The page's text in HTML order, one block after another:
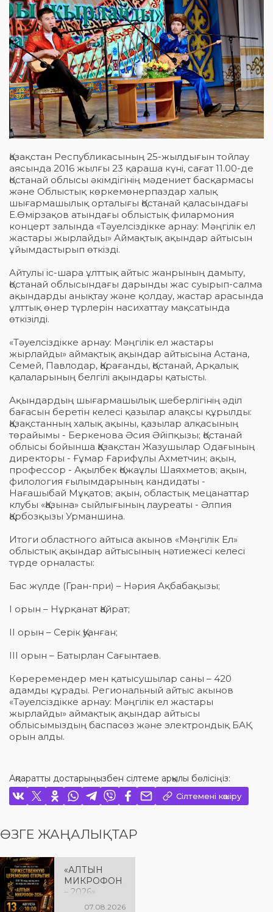
Қазақстан Республикасының 25-жылдығын тойлау
аясында 2016 жылғы 23 қараша күні, сағат 11.00-де
Қостанай облысы әкімдігінің мәдениет басқармасы
және Облыстық көркемөнерпаздар халық
шығармашылық орталығы Қостанай қаласындағы
Е.Өмірзақов атындағы облыстық филармония
концерт залында «Тәуелсіздікке арнау: Мәңгілік ел
жастары жырлайды» Аймақтық ақындар айтысын
ұйымдастырып өткізді.
Айтулы іс-шара ұлттық айтыс жанрының дамыту,
Қостанай облысындағы дарынды жас суырып-салма
ақындарды анықтау және қолдау, жастар арасында
ұлттық өнер түрлерін насихаттау мақсатында
өткізілді.
«Тәуелсіздікке арнау: Мәңгілік ел жастары
жырлайды» аймақтық ақындар айтысына Астана,
Семей, Павлодар, Қарағанды, Қостанай, Арқалық
қалаларының белгілі ақындары қатысты.
Ақындардың шығармашылық шеберлігінің әділ
бағасын беретін келесі қазылар алақсы құрылды:
Қазақстанның халық ақыны, қазылар алқасының
төрайымы - Беркенова Әсия Әйіпқызы; Қостанай
облысы бойынша Қазақстан Жазушылар Одағының
директоры - Ғұмар Ғарифұлы Ахметчин; ақын,
профессор - Ақылбек Қожаұлы Шаяхметов; ақын,
филология ғылымдарының кандидаты -
Нағашыбай Мұқатов; ақын, областық мецанаттар
клубы «Қазына» сыйлығының лауреаты - Әлпия
Қарбозқызы Урманшина.
Итоги областного айтыса акынов «Мәңгілік Ел»
облыстық ақындар айтысының нәтиежесі келесі
түрде орналасты:
Бас жүлде (Гран-при) – Нәрия Ақбабақызы;
I орын – Нұрқанат Қайрат;
II орын – Серік Қуанған;
III орын – Батырлан Сағынтаев.
Көреремендер мен қатысушылар саны – 420
адамды құрады. Региональный айтыс акынов
«Тәуелсіздікке арнау: Мәңгілік ел жастары
жырлайды» аймақтық ақындар айтысы
облысымыздың баспасөз және электрондық БАҚ
орын алды.
Ақпаратты достарыңызбен сілтеме арқылы бөлісіңіз:
Сілтемені көшіру
ӨЗГЕ ЖАҢАЛЫҚТАР
«АЛТЫН
МИКРОФОН
– 2026»
БАЙҚАУЫН
07.08.2026